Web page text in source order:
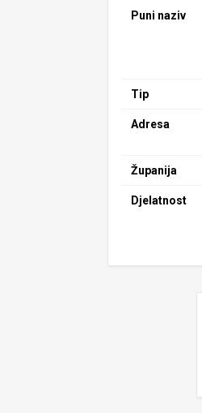
Puni naziv
Tip
Adresa
Županija
Djelatnost